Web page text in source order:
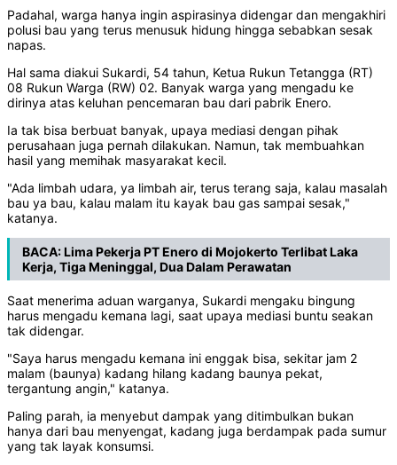
Padahal, warga hanya ingin aspirasinya didengar dan mengakhiri
polusi bau yang terus menusuk hidung hingga sebabkan sesak
napas.
Hal sama diakui Sukardi, 54 tahun, Ketua Rukun Tetangga (RT)
08 Rukun Warga (RW) 02. Banyak warga yang mengadu ke
dirinya atas keluhan pencemaran bau dari pabrik Enero.
Ia tak bisa berbuat banyak, upaya mediasi dengan pihak
perusahaan juga pernah dilakukan. Namun, tak membuahkan
hasil yang memihak masyarakat kecil.
"Ada limbah udara, ya limbah air, terus terang saja, kalau masalah
bau ya bau, kalau malam itu kayak bau gas sampai sesak,"
katanya.
BACA:Lima Pekerja PT Enero di Mojokerto Terlibat Laka
Kerja, Tiga Meninggal, Dua Dalam Perawatan
Saat menerima aduan warganya, Sukardi mengaku bingung
harus mengadu kemana lagi, saat upaya mediasi buntu seakan
tak didengar.
"Saya harus mengadu kemana ini enggak bisa, sekitar jam 2
malam (baunya) kadang hilang kadang baunya pekat,
tergantung angin," katanya.
Paling parah, ia menyebut dampak yang ditimbulkan bukan
hanya dari bau menyengat, kadang juga berdampak pada sumur
yang tak layak konsumsi.